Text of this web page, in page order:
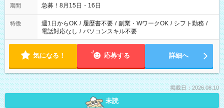
期間 急募！8月15日・16日
特徴 週1日からOK / 履歴書不要 / 副業・WワークOK / シフト勤務 /
電話対応なし / パソコンスキル不要
気になる！ 応募する 詳細へ
掲載日：2026.08.10
未読